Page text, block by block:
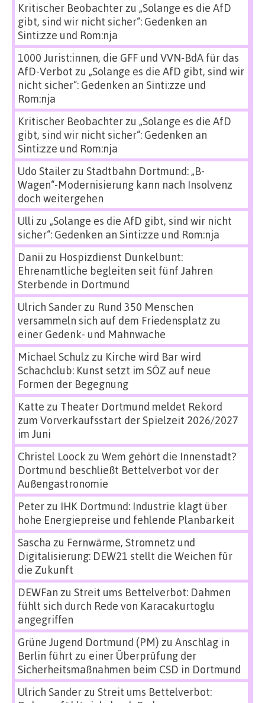
Kritischer Beobachterzu „Solange es die AfD
gibt, sind wir nicht sicher“: Gedenken an
Sinti:zze und Rom:nja
1000 Jurist:innen, die GFF und VVN-BdA für das
AfD-Verbot zu „Solange es die AfD gibt, sind wir
nicht sicher“: Gedenken an Sinti:zze und
Rom:nja
Kritischer Beobachterzu „Solange es die AfD
gibt, sind wir nicht sicher“: Gedenken an
Sinti:zze und Rom:nja
Udo Stailerzu Stadtbahn Dortmund: „B-
Wagen“-Modernisierung kann nach Insolvenz
doch weitergehen
Ulli zu „Solange es die AfD gibt, sind wir nicht
sicher“: Gedenken an Sinti:zze und Rom:nja
Danii zu Hospizdienst Dunkelbunt:
Ehrenamtliche begleiten seit fünf Jahren
Sterbende in Dortmund
Ulrich Sanderzu Rund 350 Menschen
versammeln sich auf dem Friedensplatz zu
einer Gedenk- und Mahnwache
Michael Schulz zu Kirche wird Bar wird
Schachclub: Kunst setzt im SÖZ auf neue
Formen der Begegnung
Katte zu Theater Dortmund meldet Rekord
zum Vorverkaufsstart der Spielzeit 2026/2027
im Juni
Christel Loock zu Wem gehört die Innenstadt?
Dortmund beschließt Bettelverbot vor der
Außengastronomie
Peterzu IHK Dortmund: Industrie klagt über
hohe Energiepreise und fehlende Planbarkeit
Sascha zu Fernwärme, Stromnetz und
Digitalisierung: DEW21 stellt die Weichen für
die Zukunft
DEWFan zu Streit ums Bettelverbot: Dahmen
fühlt sich durch Rede von Karacakurtoglu
angegriffen
Grüne Jugend Dortmund (PM) zu Anschlag in
Berlin führt zu einer Überprüfung der
Sicherheitsmaßnahmen beim CSD in Dortmund
Ulrich Sanderzu Streit ums Bettelverbot: